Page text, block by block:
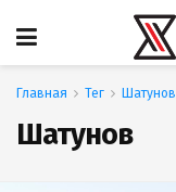
Главная Тег Шатунов
Шатунов